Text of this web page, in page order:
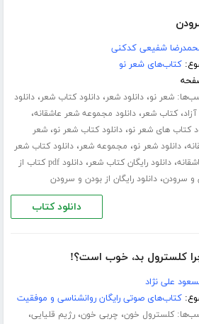
شفیعی کدکنی
کتاب‌های شعر نو
شعر نو،دانلود شعر،دانلود کتاب شعر،دانلود
،کتاب شعر،دانلود مجموعه شعر عاشقانه،
کتاب های شعر نو،دانلود کتاب شعر نو،شعر
،دانلود شعر نو، مجموعه شعر،دانلود کتاب شعر
،دانلود رایگان کتاب شعر،
دانلود pdf کتاب از
و سرودن،دانلود رایگان از بودن و سرودن
دانلود کتاب
کلسترول بد، خوب است؟!
علی نژاد
کتاب‌های صوتی رایگان روانشناسی و موفقیت
کلسترول خون، چربی خون،رژیم قلیایی،